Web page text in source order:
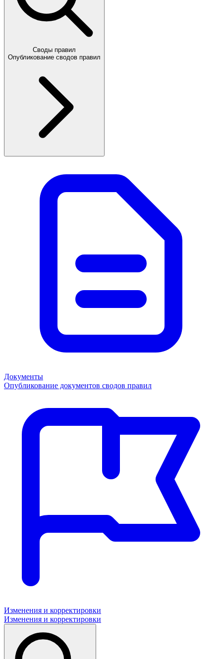
Своды правил
Опубликование сводов правил
Документы
Опубликование документов сводов правил
Изменения и корректировки
Изменения и корректировки